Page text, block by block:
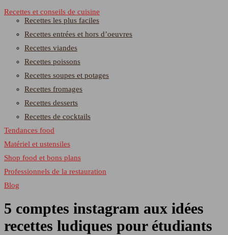
Recettes et conseils de cuisine
Recettes les plus faciles
Recettes entrées et hors d’oeuvres
Recettes viandes
Recettes poissons
Recettes soupes et potages
Recettes fromages
Recettes desserts
Recettes de cocktails
Tendances food
Matériel et ustensiles
Shop food et bons plans
Professionnels de la restauration
Blog
5 comptes instagram aux idées
recettes ludiques pour étudiants